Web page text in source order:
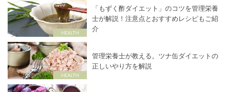
「もずく酢ダイエット」のコツを管理栄養
士が解説！注意点とおすすめレシピもご紹
介
管理栄養士が教える。ツナ缶ダイエットの
正しいやり方を解説